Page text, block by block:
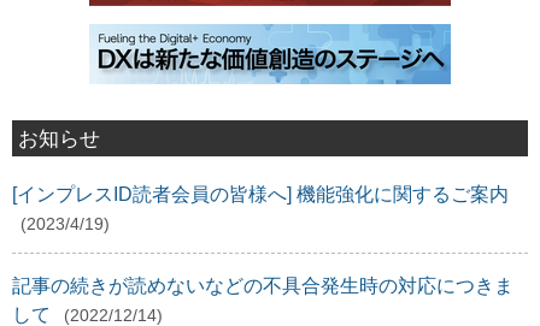
お知らせ
[インプレスID読者会員の皆様へ] 機能強化に関するご案内
(2023/4/19)
記事の続きが読めないなどの不具合発生時の対応につきま
して
(2022/12/14)